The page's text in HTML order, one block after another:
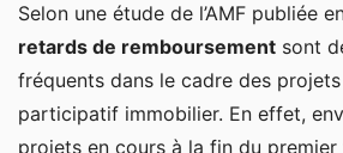
Selon une étude de l’AMF publiée
retards de remboursement sont
fréquents dans le cadre des
participatif immobilier. En effet,
projets en cours à la fin du